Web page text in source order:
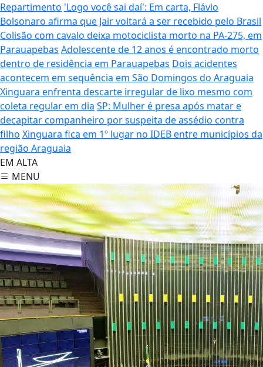
Repartimento 'Logo você sai daí': Em carta, Flávio
Bolsonaro afirma que Jair voltará a ser recebido pelo Brasil
Colisão com cavalo deixa motociclista morto na PA-275, em
Parauapebas Adolescente de 12 anos é encontrado morto
dentro de residência em Parauapebas Dois acidentes
acontecem em sequência em São Domingos do Araguaia
Xinguara enfrenta descarte irregular de lixo mesmo com
coleta regular em dia SP: Mulher é presa após matar e
decapitar companheiro por suspeita de assédio contra
filho Xinguara fica em 1º lugar no IDEB entre municípios da
região Araguaia
EM ALTA
MENU